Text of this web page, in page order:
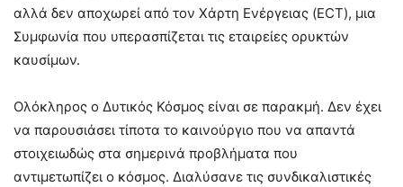
αλλά δεν αποχωρεί από τον Χάρτη Ενέργειας (ECT), μια
Συμφωνία που υπερασπίζεται τις εταιρείες ορυκτών
καυσίμων.
Ολόκληρος ο Δυτικός Κόσμος είναι σε παρακμή. Δεν έχει
να παρουσιάσει τίποτα το καινούργιο που να απαντά
στοιχειωδώς στα σημερινά προβλήματα που
αντιμετωπίζει ο κόσμος. Διαλύσανε τις συνδικαλιστικές